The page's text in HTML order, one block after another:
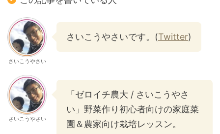
さいこうやさい
さいこうやさいです。(Twitter)
さいこうやさい
「ゼロイチ農大 / さいこうやさ
い」野菜作り初心者向けの家庭菜
園＆農家向け栽培レッスン。